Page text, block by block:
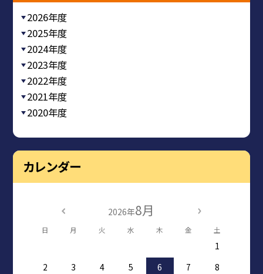
2026年度
2025年度
2024年度
2023年度
2022年度
2021年度
2020年度
カレンダー
2026年8月
日 月 火 水 木 金 土
1
2
3 4 5 6 7
8